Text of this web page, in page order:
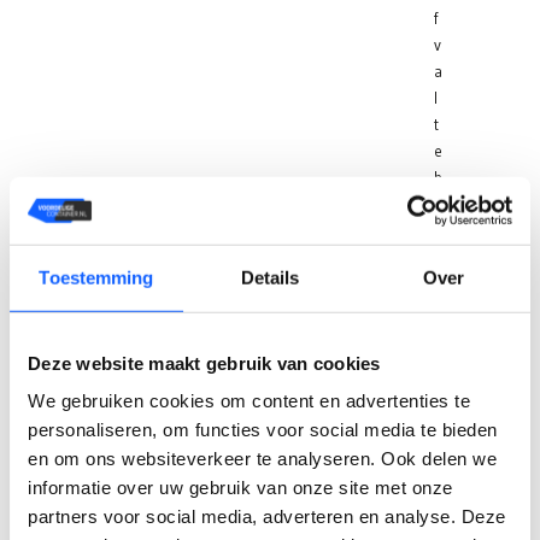
Toestemming Details Over
Deze website maakt gebruik van cookies
We gebruiken cookies om content en advertenties te
personaliseren, om functies voor social media te bieden
en om ons websiteverkeer te analyseren. Ook delen we
informatie over uw gebruik van onze site met onze
partners voor social media, adverteren en analyse. Deze
f
v
a
l
t
e
b
e
h
r
e
u
n
u
g